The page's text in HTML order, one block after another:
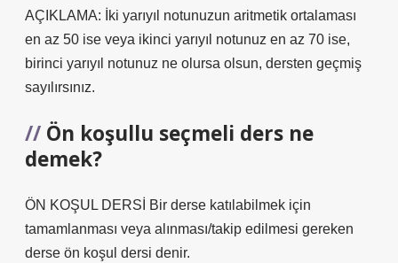
AÇIKLAMA: İki yarıyıl notunuzun aritmetik ortalaması
en az 50 ise veya ikinci yarıyıl notunuz en az 70 ise,
birinci yarıyıl notunuz ne olursa olsun, dersten geçmiş
sayılırsınız.
Ön koşullu seçmeli ders ne
demek?
ÖN KOŞUL DERSİ Bir derse katılabilmek için
tamamlanması veya alınması/takip edilmesi gereken
derse ön koşul dersi denir.